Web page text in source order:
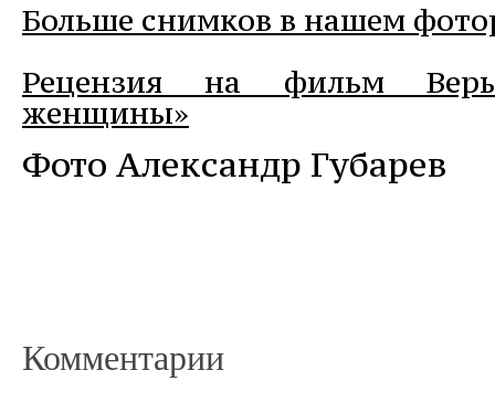
Больше снимков в нашем
Рецензия на фильм
женщины»
Фото Александр Губарев
Комментарии